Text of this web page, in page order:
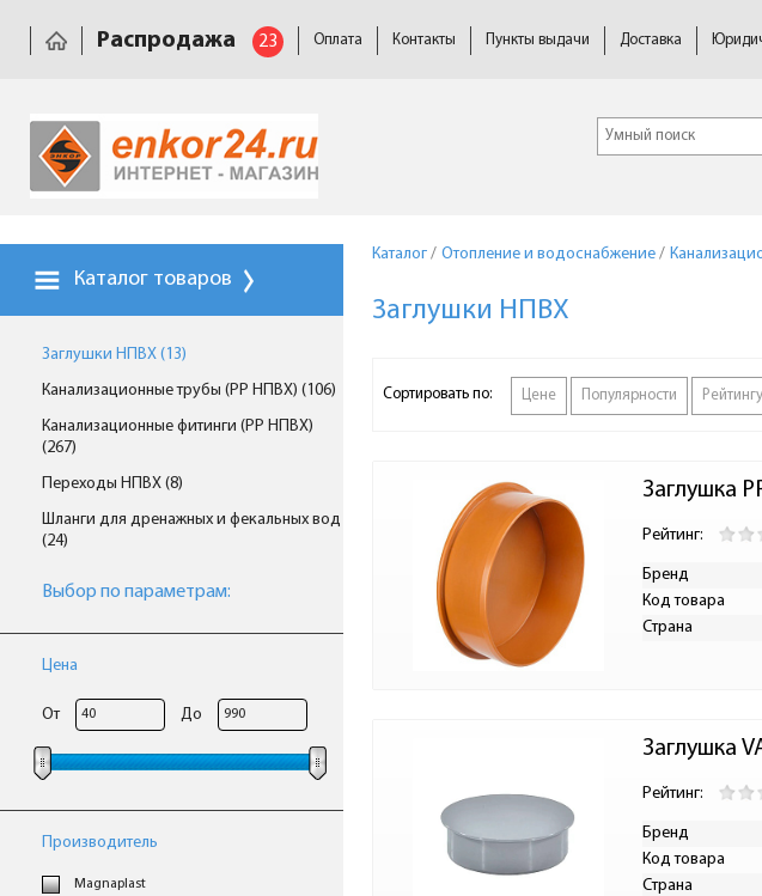
Распродажа 23 Оплата Контакты Пункты выдачи Доставка
Каталог товаров
Заглушки НПВХ (13)
Канализационные трубы (PP НПВХ) (106)
Канализационные фитинги (PP НПВХ)
(267)
Переходы НПВХ (8)
Шланги для дренажных и фекальных вод
(24)
Выбор по параметрам:
Цена
От До
Производитель
Magnaplast
Каталог / Отопление и водоснабжение /
Заглушки НПВХ
Сортировать по: Цене Популярности Рейтингу
Заглушка
Рейтинг:
Бренд
Код товара
Страна
Заглушка
Рейтинг:
Бренд
Код товара
Страна